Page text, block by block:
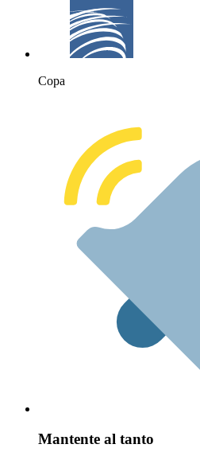
Copa
Mantente al tanto